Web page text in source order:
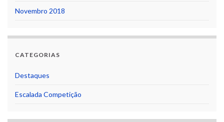
Novembro 2018
CATEGORIAS
Destaques
Escalada Competição